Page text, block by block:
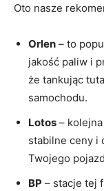
Oto nasze
Orlen – to
jakość paliw i
że tankując
samochodu.
Lotos –
stabilne ceny i
Twojego
BP – stacje tej